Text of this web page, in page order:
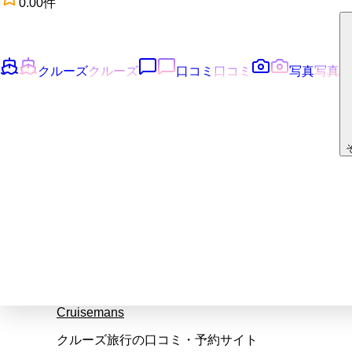
クルーズクルーズ 口コミ 口コミ 写真写真
Cruisemans
クルーズ旅行の口コミ・予約サイト